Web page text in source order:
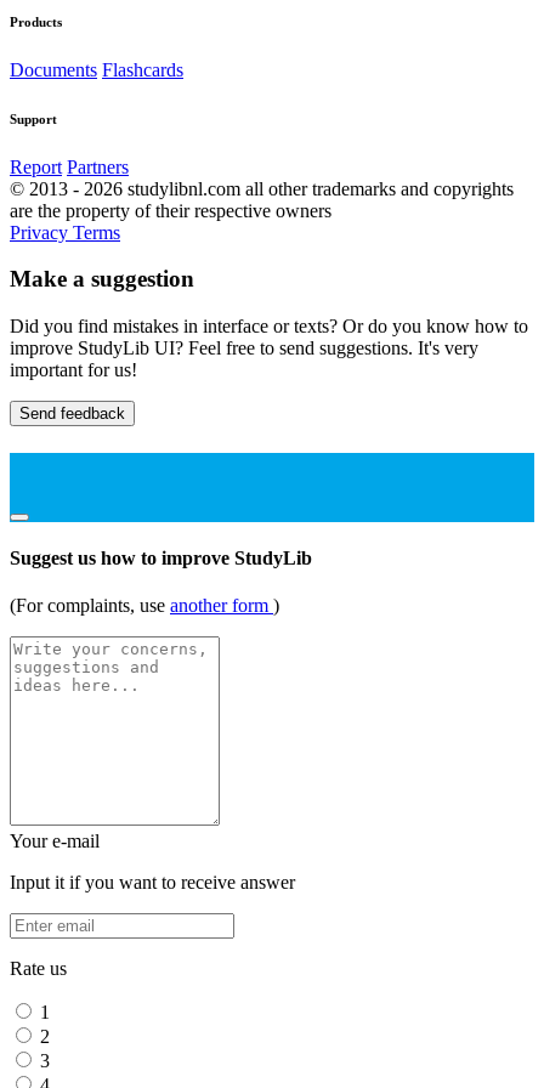
Products
Documents Flashcards
Support
Report Partners
© 2013 - 2026 studylibnl.com all other trademarks and copyrights
are the property of their respective owners
Privacy Terms
Make a suggestion
Did you find mistakes in interface or texts? Or do you know how to
improve StudyLib UI? Feel free to send suggestions. It's very
important for us!
Send feedback
Suggest us how to improve StudyLib
(For complaints, use another form )
Your e-mail
Input it if you want to receive answer
Rate us
1
2
3